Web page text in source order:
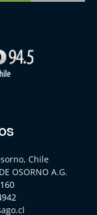
Chile
OSORNO A.G.